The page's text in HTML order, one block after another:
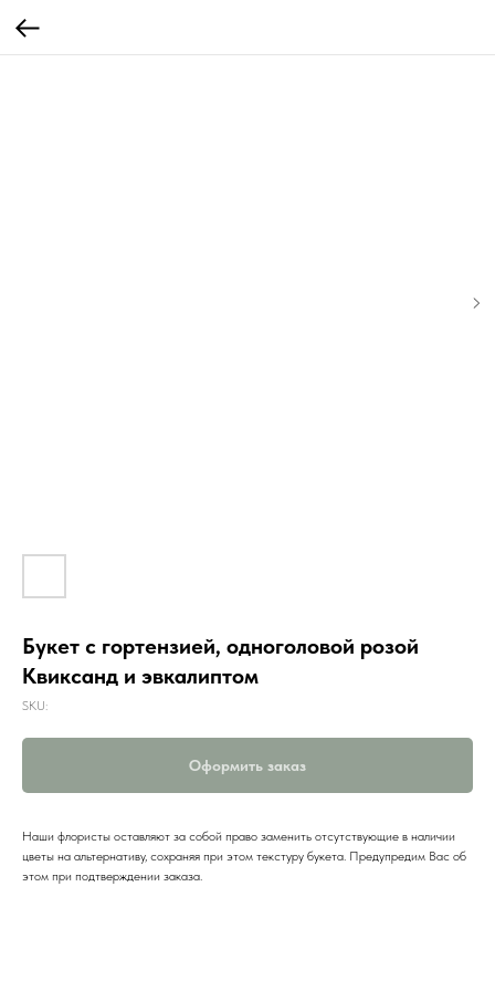
Букет с гортензией, одноголовой розой
Квиксанд и эвкалиптом
SKU:
Оформить заказ
Наши флористы оставляют за собой право заменить отсутствующие в наличии
цветы на альтернативу, сохраняя при этом текстуру букета. Предупредим Вас об
этом при подтверждении заказа.